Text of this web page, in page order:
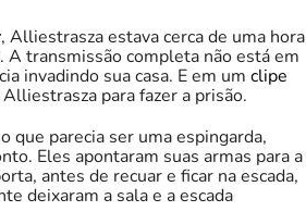
, Alliestrasza estava cerca de uma hora
transmissão completa não está em
invadindo sua casa. E em um clipe
para fazer a prisão.
que parecia ser uma espingarda,
Eles apontaram suas armas para a
antes de recuar e ficar na escada,
deixaram a sala e a escada